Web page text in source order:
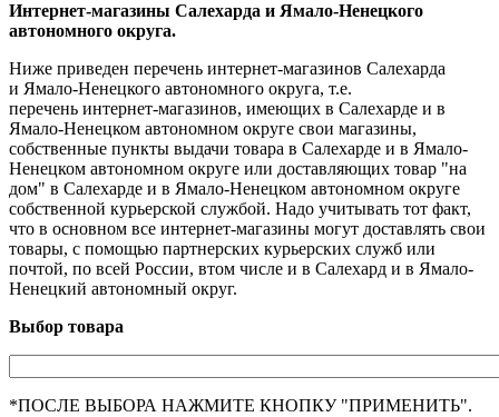
Интернет-магазины Салехарда и Ямало-Ненецкого
автономного округа.
Ниже приведен перечень интернет-магазинов Салехарда
и Ямало-Ненецкого автономного округа, т.е.
перечень интернет-магазинов, имеющих в Салехарде и в
Ямало-Ненецком автономном округе свои магазины,
собственные пункты выдачи товара в Салехарде и в Ямало-
Ненецком автономном округе или доставляющих товар "на
дом" в Салехарде и в Ямало-Ненецком автономном округе
собственной курьерской службой. Надо учитывать тот факт,
что в основном все интернет-магазины могут доставлять свои
товары, с помощью партнерских курьерских служб или
почтой, по всей России, втом числе и в Салехард и в Ямало-
Ненецкий автономный округ.
Выбор товара
*ПОСЛЕ ВЫБОРА НАЖМИТЕ КНОПКУ "ПРИМЕНИТЬ".